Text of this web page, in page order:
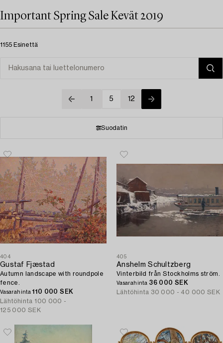
Important Spring Sale Kevät 2019
1155 Esinettä
1 5 12
Suodatin
404
Gustaf Fjæstad
Autumn landscape with roundpole
fence.
Vasarahinta110 000 SEK
Lähtöhinta 100 000 -
125 000 SEK
405
Anshelm Schultzberg
Vinterbild från Stockholms ström.
Vasarahinta 36 000 SEK
Lähtöhinta 30 000 - 40 000 SEK